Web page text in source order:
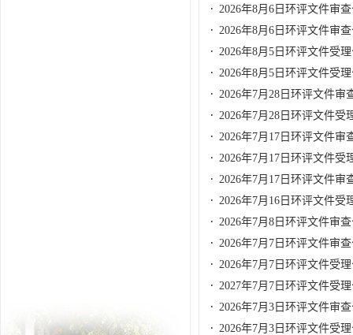
2026年8月6日环评文件审
2026年8月6日环评文件审
2026年8月5日环评文件受
2026年8月5日环评文件受
2026年7月28日环评文件审
2026年7月28日环评文件受
2026年7月17日环评文件审
2026年7月17日环评文件受
2026年7月17日环评文件审
2026年7月16日环评文件受
2026年7月8日环评文件审
2026年7月7日环评文件审
2026年7月7日环评文件受
2027年7月7日环评文件受
2026年7月3日环评文件审
2026年7月3日环评文件受